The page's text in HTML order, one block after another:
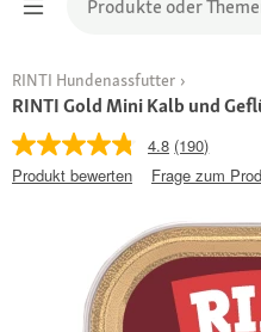
RINTI Hundenassfutter
RINTI Gold Mini Kalb und
4.8 (190)
Produkt bewerten
Frage zum